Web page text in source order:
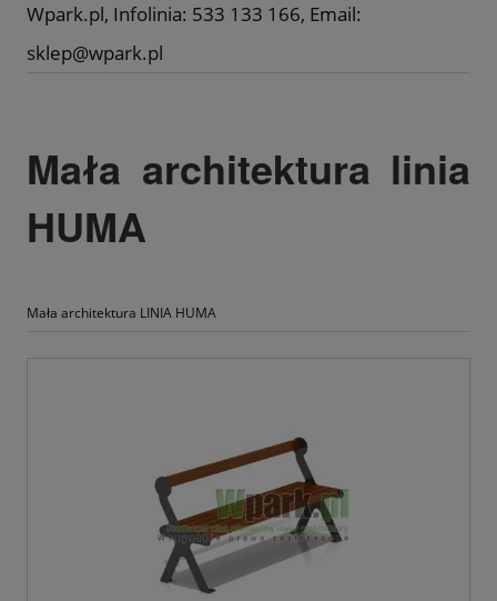
Wpark.pl, Infolinia: 533 133 166, Email:
sklep@wpark.pl
Mała architektura linia
HUMA
Mała architektura LINIA HUMA